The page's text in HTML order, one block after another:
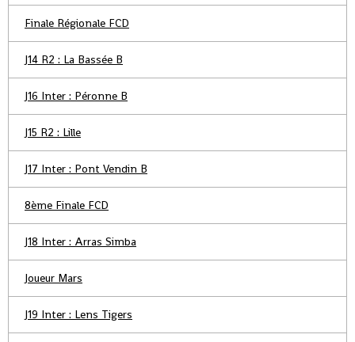
Finale Régionale FCD
J14 R2 : La Bassée B
J16 Inter : Péronne B
J15 R2 : Lille
J17 Inter : Pont Vendin B
8ème Finale FCD
J18 Inter : Arras Simba
Joueur Mars
J19 Inter : Lens Tigers